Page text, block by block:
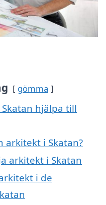
gömma
hjälpa till
arkitekt i Skatan?
arkitekt i Skatan
i de